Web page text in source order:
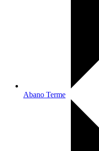
Abano Terme